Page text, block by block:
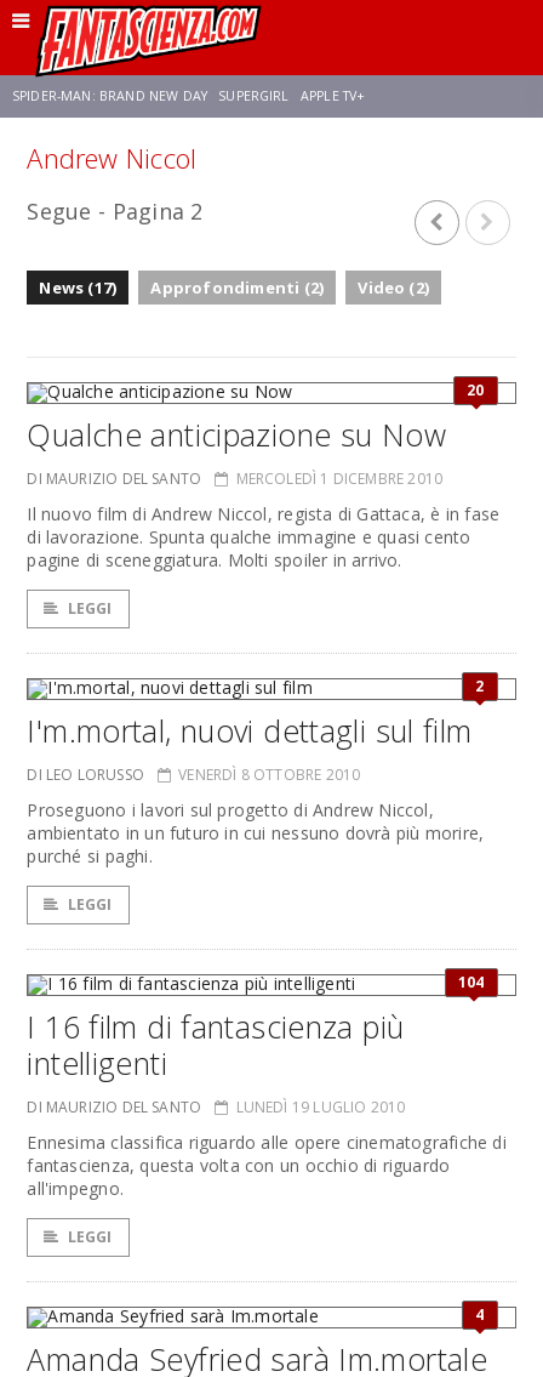
SPIDER-MAN: BRAND NEW DAY SUPERGIRL APPLE TV+
Andrew Niccol
Segue - Pagina 2
News (17) Approfondimenti (2) Video (2)
20
Qualche anticipazione su Now
DI MAURIZIO DEL SANTO MERCOLEDÌ 1 DICEMBRE 2010
Il nuovo film di Andrew Niccol, regista di Gattaca, è in fase
di lavorazione. Spunta qualche immagine e quasi cento
pagine di sceneggiatura. Molti spoiler in arrivo.
LEGGI
2
I'm.mortal, nuovi dettagli sul film
DI LEO LORUSSO VENERDÌ 8 OTTOBRE 2010
Proseguono i lavori sul progetto di Andrew Niccol,
ambientato in un futuro in cui nessuno dovrà più morire,
purché si paghi.
LEGGI
104
I 16 film di fantascienza più
intelligenti
DI MAURIZIO DEL SANTO LUNEDÌ 19 LUGLIO 2010
Ennesima classifica riguardo alle opere cinematografiche di
fantascienza, questa volta con un occhio di riguardo
all'impegno.
LEGGI
4
Amanda Seyfried sarà Im.mortale